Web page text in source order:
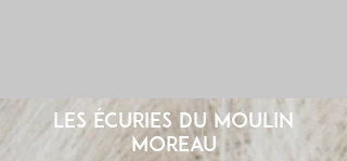
les écuries du moulin
moreau